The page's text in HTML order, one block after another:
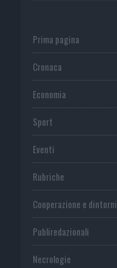
Prima pagina
Cronaca
Economia
Sport
Eventi
Rubriche
Cooperazione e dintorni
Publiredazionali
Necrologie